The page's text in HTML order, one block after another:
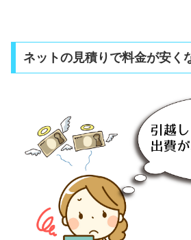
ネットの見積りで料金が安く